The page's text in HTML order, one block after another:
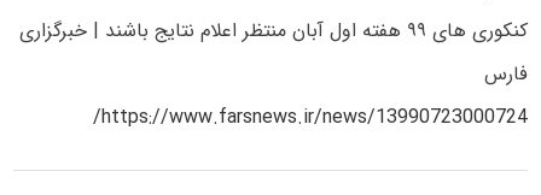
کنکوری های ۹۹ هفته اول آبان منتظر اعلام نتایج باشند | خبرگزاری
فارس
https://www.farsnews.ir/news/13990723000724/